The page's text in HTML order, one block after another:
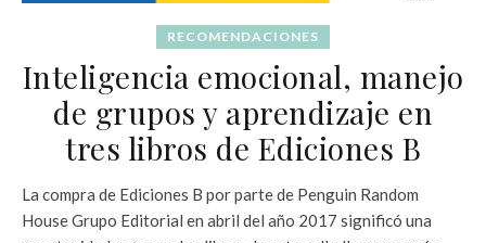
RECOMENDACIONES
Inteligencia emocional, manejo
de grupos y aprendizaje en
tres libros de Ediciones B
La compra de Ediciones B por parte de Penguin Random
House Grupo Editorial en abril del año 2017 significó una